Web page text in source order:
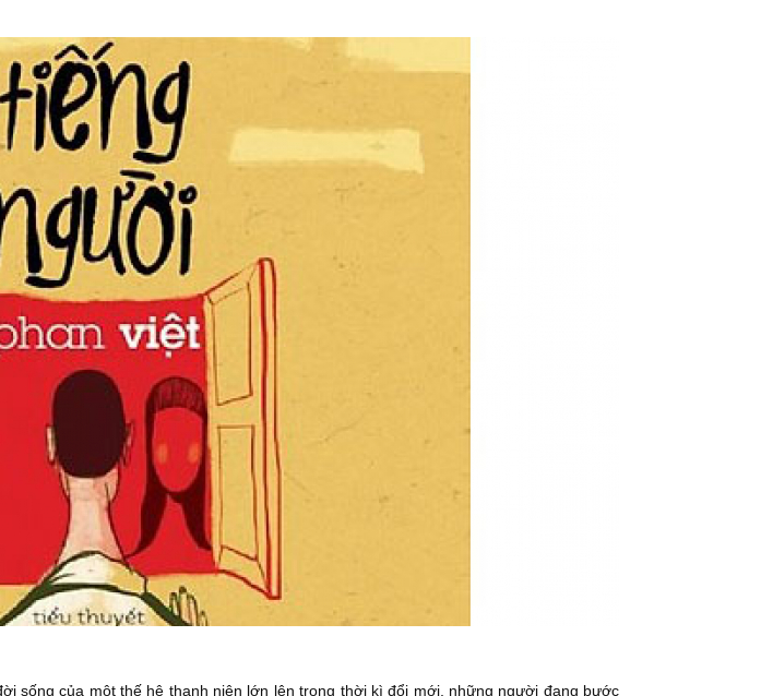
sống của một thế hệ thanh niên lớn lên trong thời kì đổi mới, những người đang bước